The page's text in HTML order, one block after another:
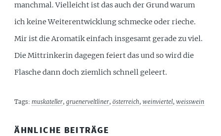
manchmal. Vielleicht ist das auch der Grund warum
ich keine Weiterentwicklung schmecke oder rieche.
Mir ist die Aromatik einfach insgesamt gerade zu viel.
Die Mittrinkerin dagegen feiert das und so wird die
Flasche dann doch ziemlich schnell geleert.
Tags:muskateller,gruenerveltliner,österreich,weinviertel,weisswein
ÄHNLICHE BEITRÄGE